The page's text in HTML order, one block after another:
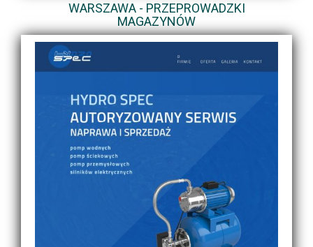
WARSZAWA - PRZEPROWADZKI
MAGAZYNÓW